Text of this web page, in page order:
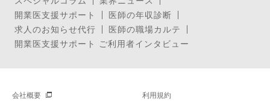
開業医支援サポート
医師の年収診断
求人のお知らせ代行
医師の職場カルテ
開業医支援サポート ご利用者インタビュー
会社概要 利用規約